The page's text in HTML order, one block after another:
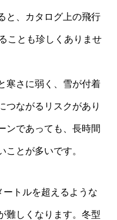
と、カタログ上の飛行
ことも珍しくありませ
寒さに弱く、雪が付着
つながるリスクがあり
ンであっても、長時間
とが多いです。
トルを超えるような
難しくなります。冬型